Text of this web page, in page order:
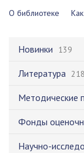
О библиотеке
Новинки 139
Литература
Методические
Фонды
Научно-